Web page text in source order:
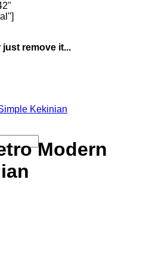
remove it...
Modern